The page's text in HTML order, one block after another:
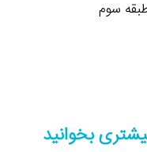
بخوانید